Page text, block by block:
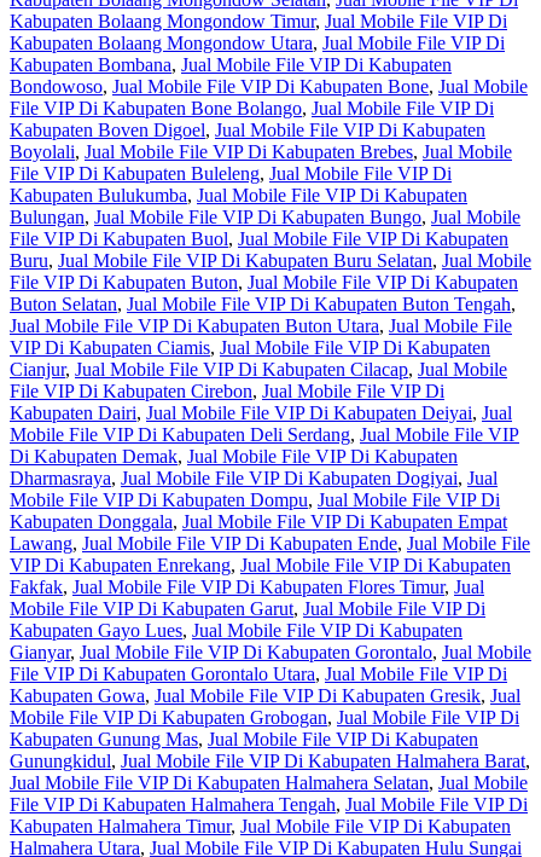
Kabupaten Bolaang Mongondow Timur, Jual Mobile File VIP Di
Kabupaten Bolaang Mongondow Utara, Jual Mobile File VIP Di
Kabupaten Bombana, Jual Mobile File VIP Di Kabupaten
Bondowoso, Jual Mobile File VIP Di Kabupaten Bone, Jual Mobile
File VIP Di Kabupaten Bone Bolango, Jual Mobile File VIP Di
Kabupaten Boven Digoel, Jual Mobile File VIP Di Kabupaten
Boyolali, Jual Mobile File VIP Di Kabupaten Brebes, Jual Mobile
File VIP Di Kabupaten Buleleng, Jual Mobile File VIP Di
Kabupaten Bulukumba, Jual Mobile File VIP Di Kabupaten
Bulungan, Jual Mobile File VIP Di Kabupaten Bungo, Jual Mobile
File VIP Di Kabupaten Buol, Jual Mobile File VIP Di Kabupaten
Buru, Jual Mobile File VIP Di Kabupaten Buru Selatan, Jual Mobile
File VIP Di Kabupaten Buton, Jual Mobile File VIP Di Kabupaten
Buton Selatan, Jual Mobile File VIP Di Kabupaten Buton Tengah,
Jual Mobile File VIP Di Kabupaten Buton Utara, Jual Mobile File
VIP Di Kabupaten Ciamis, Jual Mobile File VIP Di Kabupaten
Cianjur, Jual Mobile File VIP Di Kabupaten Cilacap, Jual Mobile
File VIP Di Kabupaten Cirebon, Jual Mobile File VIP Di
Kabupaten Dairi, Jual Mobile File VIP Di Kabupaten Deiyai, Jual
Mobile File VIP Di Kabupaten Deli Serdang, Jual Mobile File VIP
Di Kabupaten Demak, Jual Mobile File VIP Di Kabupaten
Dharmasraya, Jual Mobile File VIP Di Kabupaten Dogiyai, Jual
Mobile File VIP Di Kabupaten Dompu, Jual Mobile File VIP Di
Kabupaten Donggala, Jual Mobile File VIP Di Kabupaten Empat
Lawang, Jual Mobile File VIP Di Kabupaten Ende, Jual Mobile File
VIP Di Kabupaten Enrekang, Jual Mobile File VIP Di Kabupaten
Fakfak, Jual Mobile File VIP Di Kabupaten Flores Timur, Jual
Mobile File VIP Di Kabupaten Garut, Jual Mobile File VIP Di
Kabupaten Gayo Lues, Jual Mobile File VIP Di Kabupaten
Gianyar, Jual Mobile File VIP Di Kabupaten Gorontalo, Jual Mobile
File VIP Di Kabupaten Gorontalo Utara, Jual Mobile File VIP Di
Kabupaten Gowa, Jual Mobile File VIP Di Kabupaten Gresik, Jual
Mobile File VIP Di Kabupaten Grobogan, Jual Mobile File VIP Di
Kabupaten Gunung Mas, Jual Mobile File VIP Di Kabupaten
Gunungkidul, Jual Mobile File VIP Di Kabupaten Halmahera Barat,
Jual Mobile File VIP Di Kabupaten Halmahera Selatan, Jual Mobile
File VIP Di Kabupaten Halmahera Tengah, Jual Mobile File VIP Di
Kabupaten Halmahera Timur, Jual Mobile File VIP Di Kabupaten
Halmahera Utara, Jual Mobile File VIP Di Kabupaten Hulu Sungai